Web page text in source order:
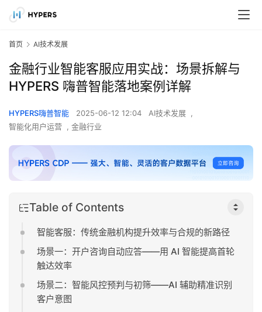
首页 AI技术发展
金融行业智能客服应用实战：场景拆解与
HYPERS 嗨普智能落地案例详解
HYPERS嗨普智能 2025-06-12 12:04 AI技术发展 ,
智能化用户运营 , 金融行业
Table of Contents
智能客服：传统金融机构提升效率与合规的新路径
场景一：开户咨询自动应答——用 AI 智能提高首轮
触达效率
场景二：智能风控预判与初筛——AI 辅助精准识别
客户意图